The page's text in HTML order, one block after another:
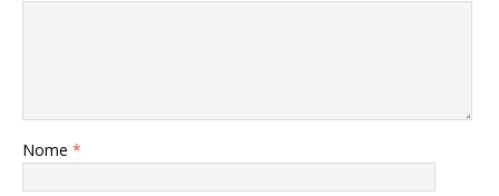
Nome *